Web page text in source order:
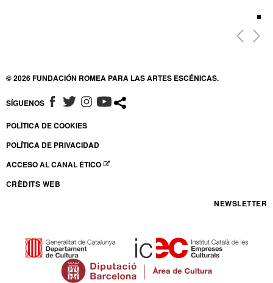
© 2026 FUNDACIÓN ROMEA PARA LAS ARTES ESCÉNICAS.
SÍGUENOS ABRE EN NUEVA VENTANA
ABRE EN NUEVA VENTANA
ABRE EN NUEVA VENTANA
ABRE EN NUEVA VENTANA
POLÍTICA DE COOKIES
POLÍTICA DE PRIVACIDAD
ACCESO AL CANAL ÉTICO
ABRE EN NUEVA VENTANA
CRÈDITS WEB
NEWSLETTER